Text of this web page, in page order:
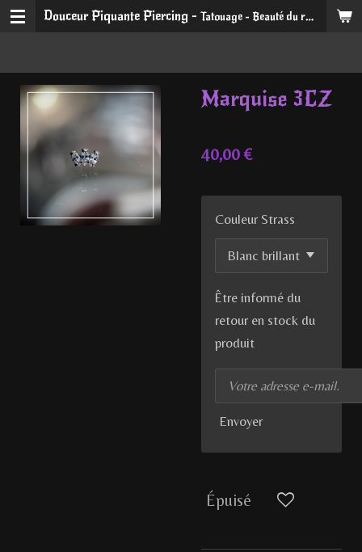
Passer
principal
Douceur Piquante Piercing -Tatouage - Beauté du regard et du sourire
Marquise 3CZ
40,00 €
Couleur Strass
Être informé du
retour en stock du
produit
Envoyer
Épuisé